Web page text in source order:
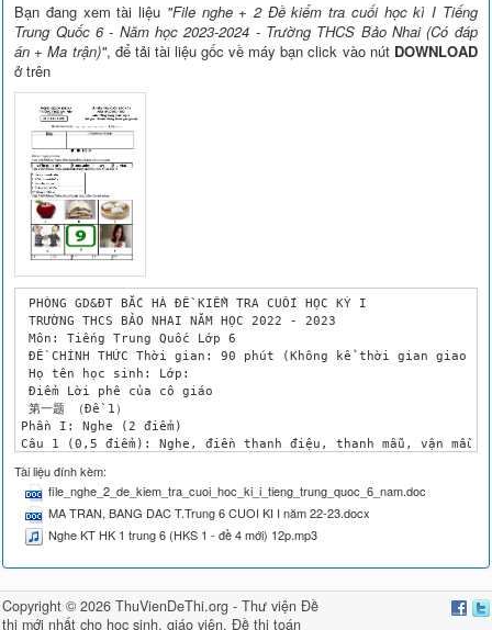
Bạn đang xem tài liệu "File nghe + 2 Đề kiểm tra cuối học kì I Tiếng
Trung Quốc 6 - Năm học 2023-2024 - Trường THCS Bảo Nhai (Có đáp
án + Ma trận)", để tải tài liệu gốc về máy bạn click vào nút DOWNLOAD
ở trên
PHÒNG GD&ĐT BẮC HÀ ĐỀ KIỂM TRA CUỐI HỌC KỲ I
TRƯỜNG THCS BẢO NHAI NĂM HỌC 2022 - 2023
Môn: Tiếng Trung Quốc Lớp 6
ĐỀ CHÍNH THỨC Thời gian: 90 phút (Không kể thời gian giao
Họ tên học sinh: Lớp:
Điểm Lời phê của cô giáo
第一题 （Đề 1）
Phần I: Nghe (2 điểm)
Câu 1 (0,5 điểm): Nghe, điền thanh điệu, thanh mẫu, vận mẫu
Câu 2 (0,5 điểm): Nghe, phán đoán đúng sai (Đúng tích ;
6. Tāmen zài mǎi yīfu.
7. Nǐ de diànnǎo hěn xīn.
8. Tā xiǎng chī yào.
9. Xiǎo gǒu hěn kě ài.
10. Qǐng xiě Hànzi.
A B C
D E F
Tài liệu đính kèm:
file_nghe_2_de_kiem_tra_cuoi_hoc_ki_i_tieng_trung_quoc_6_nam.doc
MA TRAN, BANG DAC T.Trung 6 CUOI KI I năm 22-23.docx
Nghe KT HK 1 trung 6 (HKS 1 - đề 4 mới) 12p.mp3
Copyright © 2026 ThuVienDeThi.org -Thư viện Đề
thi mới nhất cho học sinh, giáo viên,Đề thi toán